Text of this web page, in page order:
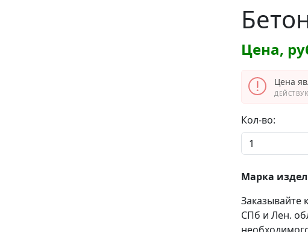
Цена,
Цена
Кол-во:
Марка
Заказывайте
СПб и Лен.